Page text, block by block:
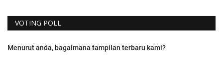
VOTING POLL
Menurut anda, bagaimana tampilan terbaru kami?